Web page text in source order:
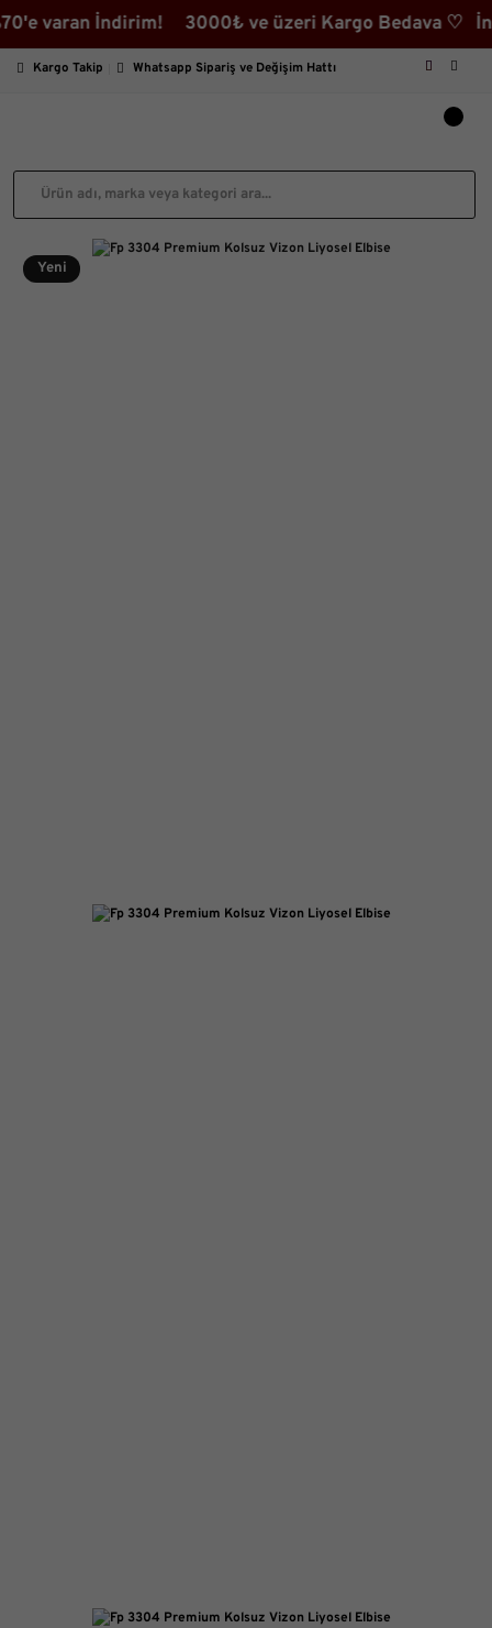
İndirim! 3000₺ ve üzeri Kargo Bedava ♡
Kargo Takip Whatsapp Sipariş ve Değişim Hattı
Yeni